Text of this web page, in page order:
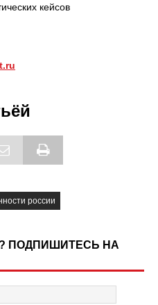
кейсов
россии
ПОДПИШИТЕСЬ НА